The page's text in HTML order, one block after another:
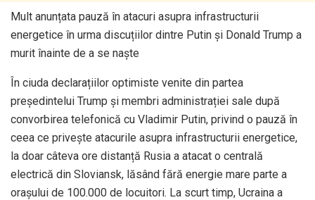
Mult anunțata pauză în atacuri asupra infrastructurii
energetice în urma discuțiilor dintre Putin și Donald Trump a
murit înainte de a se naște
În ciuda declarațiilor optimiste venite din partea
președintelui Trump și membri administrației sale după
convorbirea telefonică cu Vladimir Putin, privind o pauză în
ceea ce privește atacurile asupra infrastructurii energetice,
la doar câteva ore distanță Rusia a atacat o centrală
electrică din Sloviansk, lăsând fără energie mare parte a
orașului de 100.000 de locuitori. La scurt timp, Ucraina a